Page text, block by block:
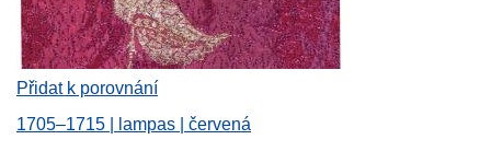
Přidat k porovnání
1705–1715 | lampas | červená